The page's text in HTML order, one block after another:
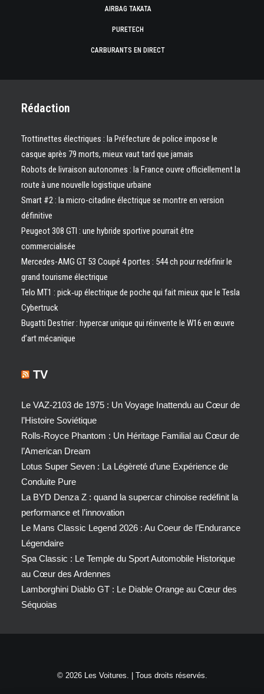
AIRBAG TAKATA
PURETECH
CARBURANTS EN DIRECT
Rédaction
Trottinettes électriques : la Préfecture de police impose le
casque après 79 morts, mieux vaut tard que jamais
Robots de livraison autonomes : la France ouvre officiellement la
route à une nouvelle logistique urbaine
Smart #2 : la micro-citadine électrique se montre en version
définitive
Peugeot 308 GTI : une hybride sportive pourrait être
commercialisée
Mercedes-AMG GT 53 Coupé 4 portes : 544 ch pour redéfinir le
grand tourisme électrique
Telo MT1 : pick‑up électrique de poche qui fait mieux que le Tesla
Cybertruck
Bugatti Destrier : hypercar unique qui réinvente le W16 en œuvre
d’art mécanique
TV
Le VAZ-2103 de 1975 : Un Voyage Inattendu au Cœur de
l’Histoire Soviétique
Rolls-Royce Phantom : Un Héritage Familial au Cœur de
l’American Dream
Lotus Super Seven : La Légèreté d’une Expérience de
Conduite Pure
La BYD Denza Z : quand la supercar chinoise redéfinit la
performance et l’innovation
Le Mans Classic Legend 2026 : Au Coeur de l’Endurance
Légendaire
Spa Classic : Le Temple du Sport Automobile Historique
au Cœur des Ardennes
Lamborghini Diablo GT : Le Diable Orange au Cœur des
Séquoias
© 2026 Les Voitures. | Tous droits réservés.